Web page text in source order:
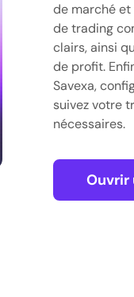
de marché et
de trading
clairs, ainsi
de profit.
Savexa,
suivez votre
nécessaires.
Ouvrir